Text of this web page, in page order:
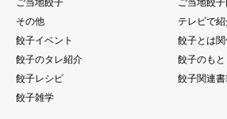
その他
テレビで
餃子イベント
餃子とは
餃子のタレ紹介
餃子のもと
餃子レシピ
餃子関連
餃子雑学